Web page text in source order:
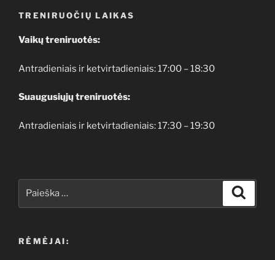
TRENIRUOČIŲ LAIKAS
Vaikų treniruotės:
Antradieniais ir ketvirtadieniais: 17:00 – 18:30
Suaugusiųjų treniruotės:
Antradieniais ir ketvirtadieniais: 17:30 – 19:30
RĖMĖJAI: